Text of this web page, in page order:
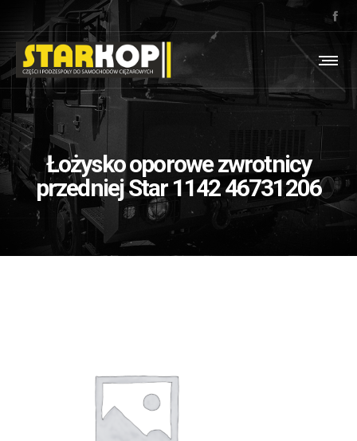
Łożysko oporowe zwrotnicy
przedniej Star 1142 46731206